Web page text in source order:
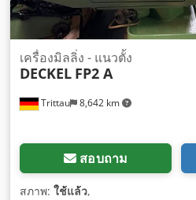
Trittau 8,642 km
เครื่องมิลลิ่ง - แนวตั้ง
DECKEL FP2 A
สอบถาม
สภาพ: ใช้แล้ว,